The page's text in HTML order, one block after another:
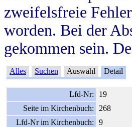
zweifelsfreie
worden. Bei der
gekommen sein.
Alles Suchen Auswahl Detail
Lfd-Nr:
19
Seite im Kirchenbuch:
268
Lfd-Nr im Kirchenbuch:
9